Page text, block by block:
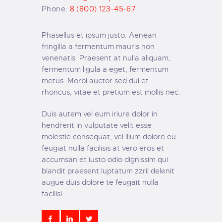
Phone: 8 (800) 123-45-67
Phasellus et ipsum justo. Aenean
fringilla a fermentum mauris non
venenatis. Praesent at nulla aliquam,
fermentum ligula a eget, fermentum
metus. Morbi auctor sed dui et
rhoncus, vitae et pretium est mollis nec.
Duis autem vel eum iriure dolor in
hendrerit in vulputate velit esse
molestie consequat, vel illum dolore eu
feugiat nulla facilisis at vero eros et
accumsan et iusto odio dignissim qui
blandit praesent luptatum zzril delenit
augue duis dolore te feugait nulla
facilisi.